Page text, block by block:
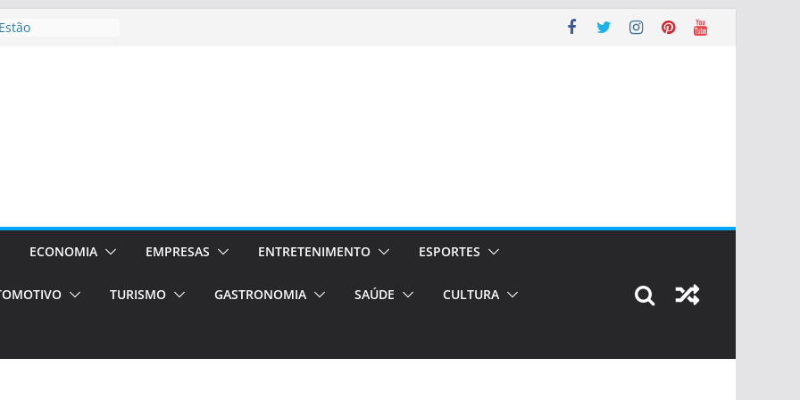
em Porto
de transfer,
de alto padrão
–
o segundo
únicas e
volta!
ECONOMIA EMPRESAS ENTRETENIMENTO ESPORTES
TURISMO GASTRONOMIA SAÚDE CULTURA